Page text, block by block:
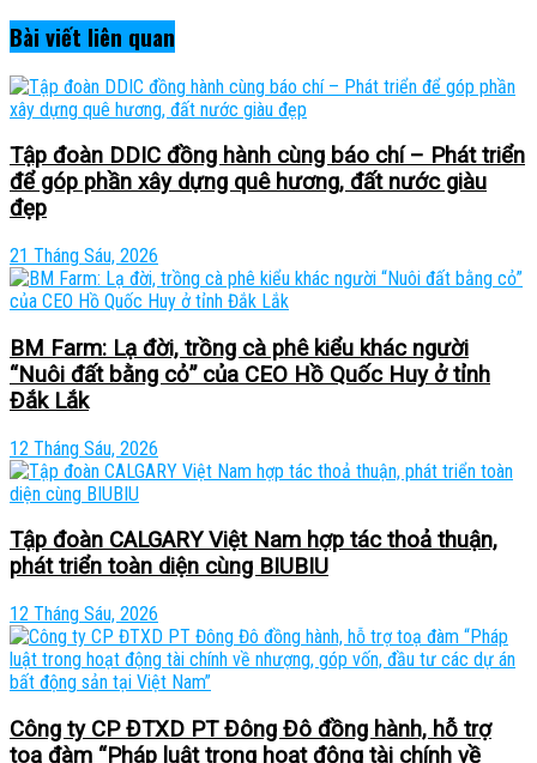
Bài viết liên quan
Tập đoàn DDIC đồng hành cùng báo chí – Phát triển
để góp phần xây dựng quê hương, đất nước giàu
đẹp
21 Tháng Sáu, 2026
BM Farm: Lạ đời, trồng cà phê kiểu khác người
“Nuôi đất bằng cỏ” của CEO Hồ Quốc Huy ở tỉnh
Đắk Lắk
12 Tháng Sáu, 2026
Tập đoàn CALGARY Việt Nam hợp tác thoả thuận,
phát triển toàn diện cùng BIUBIU
12 Tháng Sáu, 2026
Công ty CP ĐTXD PT Đông Đô đồng hành, hỗ trợ
toạ đàm “Pháp luật trong hoạt động tài chính về